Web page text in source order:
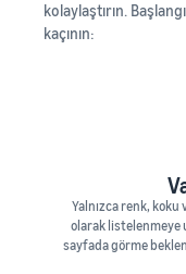
kolaylaştırın.
kaçının:
Yalnızca renk, koku
olarak listelenmeye
sayfada görme